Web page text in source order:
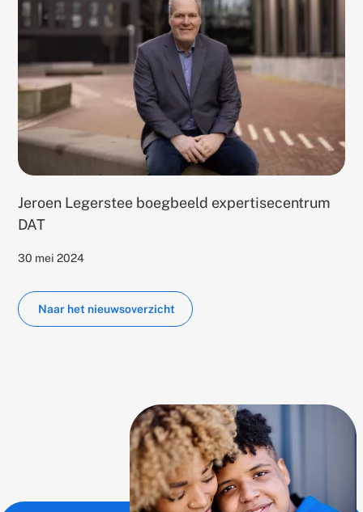
Jeroen Legerstee boegbeeld expertisecentrum
DAT
Published
30 mei 2024
Gerelateerd
Naar het nieuwsoverzicht